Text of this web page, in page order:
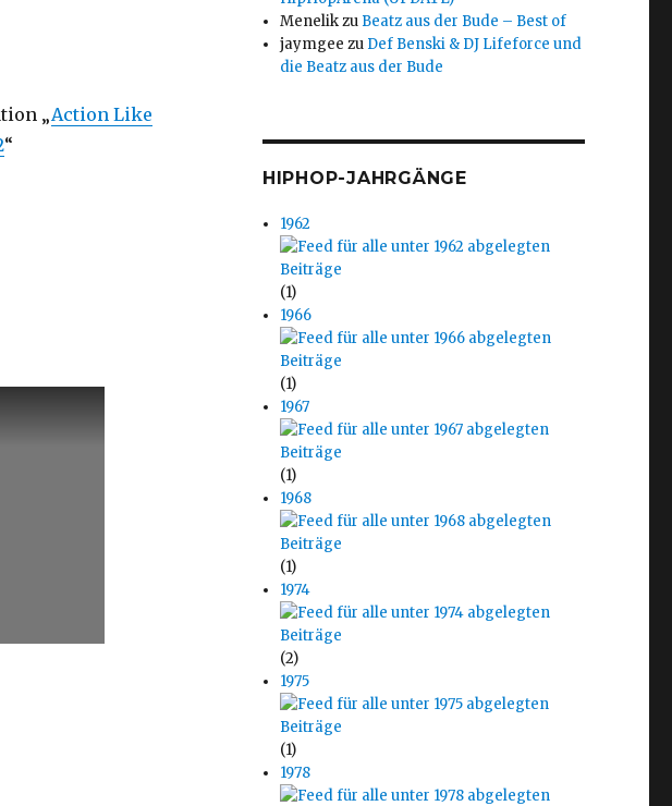
„Action Like
“
Menelikzu Beatz aus der Bude – Best of
jaymgee zu Def Benski & DJ Lifeforce und
die Beatz aus der Bude
HIPHOP-JAHRGÄNGE
1962
(1)
1966
(1)
1967
(1)
1968
(1)
1974
(2)
1975
(1)
1978